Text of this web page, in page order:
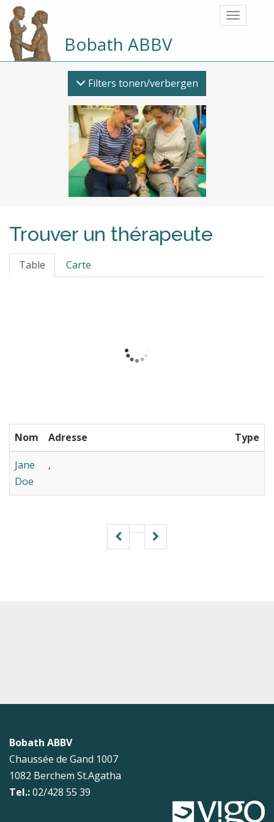
Bobath ABBV
Filters tonen/verbergen
Trouver un thérapeute
Table Carte
Nom Adresse Type
Jane
Doe
,
Bobath ABBV
Chaussée de Gand 1007
1082 Berchem St.Agatha
Tel.:02/428 55 39